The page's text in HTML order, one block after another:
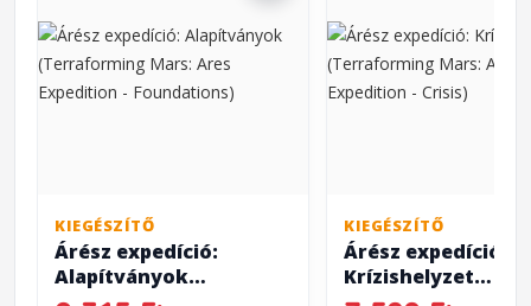
KIEGÉSZÍTŐ
Árész expedíció:
Alapítványok
KIEGÉSZÍTŐ
Árész expedíció:
Krízishelyzet